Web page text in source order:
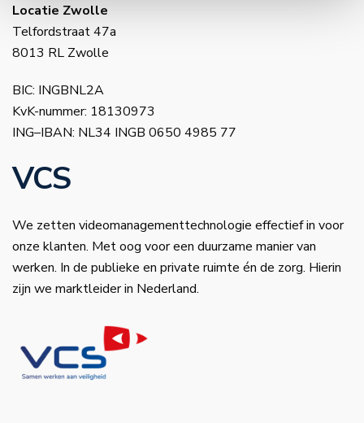
Locatie Zwolle
Telfordstraat 47a
8013 RL Zwolle
BIC: INGBNL2A
KvK-nummer: 18130973
ING–IBAN: NL34 INGB 0650 4985 77
VCS
We zetten videomanagementtechnologie effectief in voor
onze klanten. Met oog voor een duurzame manier van
werken. In de publieke en private ruimte én de zorg. Hierin
zijn we marktleider in Nederland.